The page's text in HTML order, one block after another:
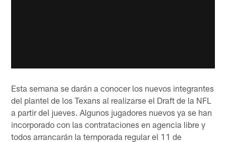
Esta semana se darán a conocer los nuevos integrantes
del plantel de los Texans al realizarse el Draft de la NFL
a partir del jueves. Algunos jugadores nuevos ya se han
incorporado con las contrataciones en agencia libre y
todos arrancarán la temporada regular el 11 de